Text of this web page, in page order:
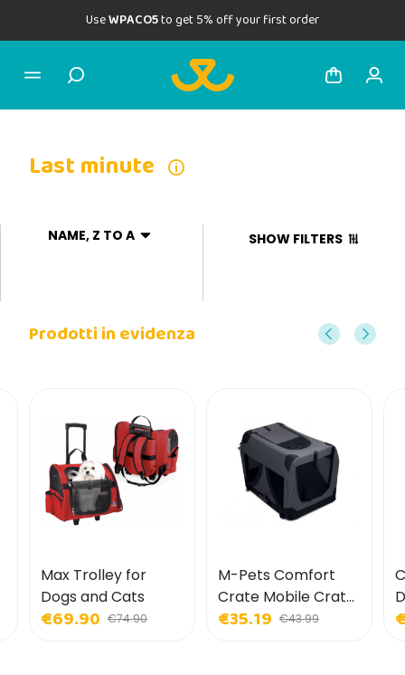
UseWPACO5to get 5% off your first order
Last minute
NAME, Z TO A SHOW FILTERS
Prodotti in evidenza
Max Trolley for
Dogs and Cats
€69.90 €74.90
M-Pets Comfort
Crate Mobile Crate
for Dogs and Cats
€35.19 €43.99